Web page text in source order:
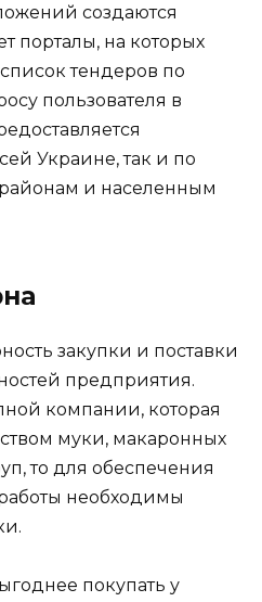
создаются
порталы, на которых
тендеров по
пользователя в
Украине, так и по
и населенным
закупки и поставки
предприятия.
компании, которая
муки, макаронных
то для обеспечения
необходимы
покупать у